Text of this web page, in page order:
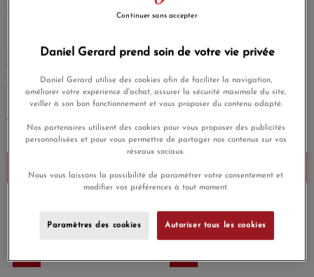
s’enrichit pour fêter ses 30 ans d’existence.
ses lignes épurées et graphiques, ses courbes singulières et
généreuses qui célèbrent tous les amours.
EN SAVOIR PLUS
4 950,00 €
Payez seulement 495 € aujourd'hui
Payez en 4x ou 10x
sans frais
remboursé
Daniel Gerard prend soin de votre vie privée
Daniel Gerard utilise des cookies afin de faciliter la navigation,
améliorer votre expérience d'achat, assurer la sécurité maximale du site,
veiller à son bon fonctionnement et vous proposer du contenu adapté.
Nos partenaires utilisent des cookies pour vous proposer des publicités
personnalisées et pour vous permettre de partager nos contenus sur vos
réseaux sociaux.
Nous vous laissons la possibilité de paramétrer votre consentement et
modifier vos préférences à tout moment.
Paramètres des cookies Autoriser tous les cookies
Continuer sans accepter